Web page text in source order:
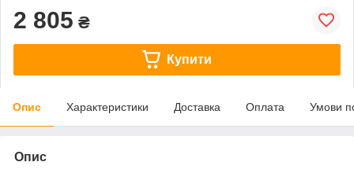
2 805 ₴
Купити
Опис Характеристики Доставка Оплата Умови
Опис